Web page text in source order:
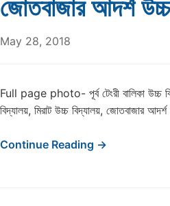
জোতবাজার আদর্শ
May 28, 2018
Full page photo- পূর্ব টেংরী বালিকা উচ্চ
বিদ্যালয়, মিরাট উচ্চ বিদ্যালয়, জোতবাজার আদর্শ
Continue Reading →